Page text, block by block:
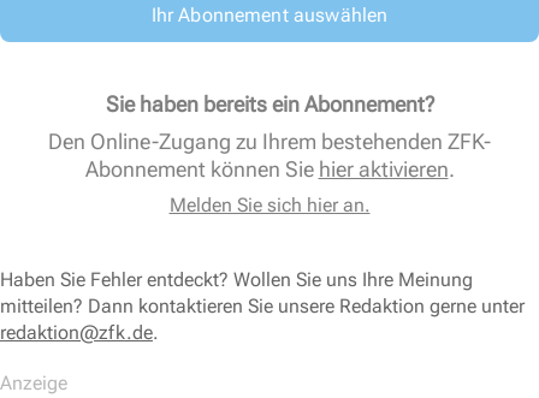
Ihr Abonnement auswählen
Sie haben bereits ein Abonnement?
Den Online-Zugang zu Ihrem bestehenden ZFK-
Abonnement können Sie hier aktivieren.
Melden Sie sich hier an.
Haben Sie Fehler entdeckt? Wollen Sie uns Ihre Meinung
mitteilen? Dann kontaktieren Sie unsere Redaktion gerne unter
redaktion@zfk.de.